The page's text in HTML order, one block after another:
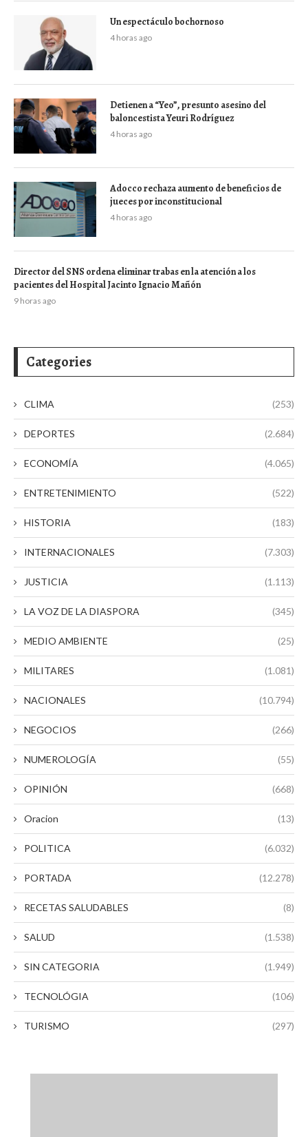
Un espectáculo bochornoso
4 horas ago
Detienen a “Yeo”, presunto asesino del
baloncestista Yeuri Rodríguez
4 horas ago
Adocco rechaza aumento de beneficios de
jueces por inconstitucional
4 horas ago
Director del SNS ordena eliminar trabas en la atención a los
pacientes del Hospital Jacinto Ignacio Mañón
9 horas ago
Categories
CLIMA (253)
DEPORTES (2.684)
ECONOMÍA (4.065)
ENTRETENIMIENTO (522)
HISTORIA (183)
INTERNACIONALES (7.303)
JUSTICIA (1.113)
LA VOZ DE LA DIASPORA (345)
MEDIO AMBIENTE (25)
MILITARES (1.081)
NACIONALES (10.794)
NEGOCIOS (266)
NUMEROLOGÍA (55)
OPINIÓN (668)
Oracion (13)
POLITICA (6.032)
PORTADA (12.278)
RECETAS SALUDABLES (8)
SALUD (1.538)
SIN CATEGORIA (1.949)
TECNOLÓGIA (106)
TURISMO (297)